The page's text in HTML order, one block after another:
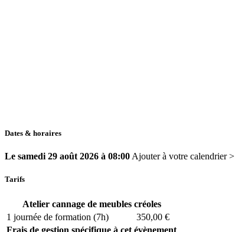
Dates & horaires
Le samedi 29 août 2026 à 08:00 Ajouter à votre calendrier >
Tarifs
Atelier cannage de meubles créoles
1 journée de formation (7h)
350,00 €